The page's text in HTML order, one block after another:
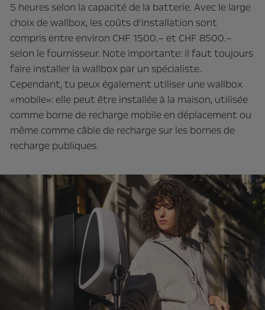
5 heures selon la capacité de la batterie. Avec le large
choix de wallbox, les coûts d’installation sont
compris entre environ CHF 1500.– et CHF 8500.–
selon le fournisseur. Note importante: il faut toujours
faire installer la wallbox par un spécialiste.
Cependant, tu peux également utiliser une wallbox
«mobile»: elle peut être installée à la maison, utilisée
comme borne de recharge mobile en déplacement ou
même comme câble de recharge sur les bornes de
recharge publiques.